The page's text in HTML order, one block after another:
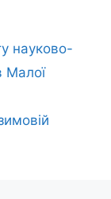
науково-
Малої